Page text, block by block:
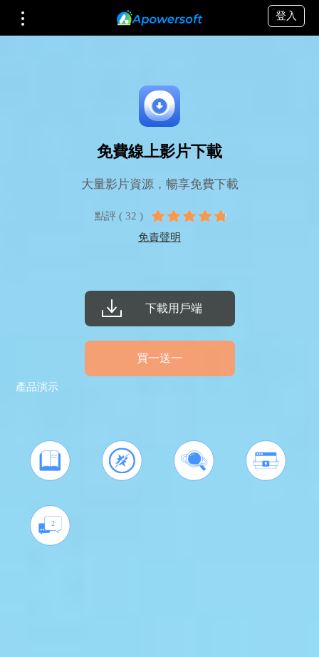
登入
免費線上影片下載
大量影片資源，暢享免費下載
點評 ( 32 )
免責聲明
下載用戶端
買一送一
產品演示
2